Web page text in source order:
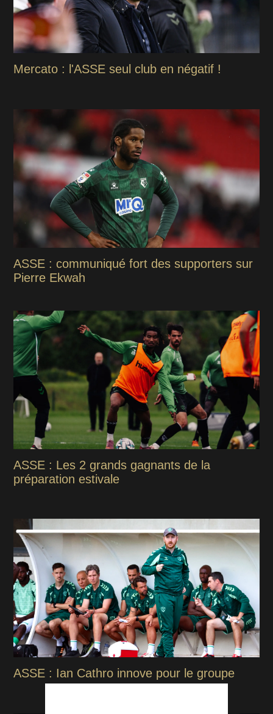
Mercato : l'ASSE seul club en négatif !
ASSE : communiqué fort des supporters sur
Pierre Ekwah
ASSE : Les 2 grands gagnants de la
préparation estivale
ASSE : Ian Cathro innove pour le groupe